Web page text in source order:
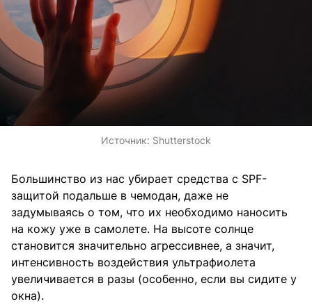
Источник: Shutterstock
Большинство из нас убирает средства с SPF-
защитой подальше в чемодан, даже не
задумываясь о том, что их необходимо наносить
на кожу уже в самолете. На высоте солнце
становится значительно агрессивнее, а значит,
интенсивность воздействия ультрафиолета
увеличивается в разы (особенно, если вы сидите у
окна).